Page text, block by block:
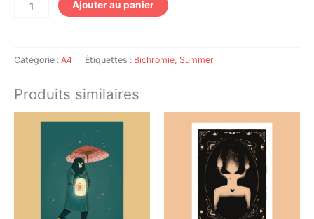
Ajouter au panier
Catégorie : A4 Étiquettes : Bichromie Summer
Produits similaires
prix :
4,00 €
à
15,00 €
Ce